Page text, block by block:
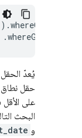
يُعدّ
حقل نطاق
على
البحث
و